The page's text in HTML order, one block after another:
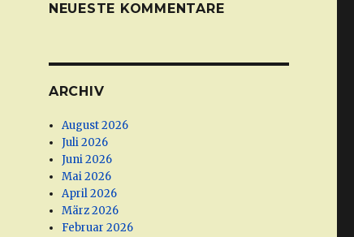
NEUESTE KOMMENTARE
ARCHIV
August 2026
Juli 2026
Juni 2026
Mai 2026
April 2026
März 2026
Februar 2026